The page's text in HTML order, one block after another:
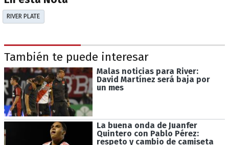
RIVER PLATE
También te puede interesar
Malas noticias para River:
David Martínez será baja por
un mes
La buena onda de Juanfer
Quintero con Pablo Pérez:
respeto y cambio de camiseta